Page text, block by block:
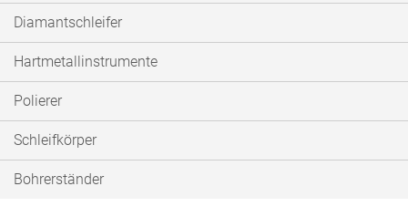
Diamantschleifer
Hartmetallinstrumente
Polierer
Schleifkörper
Bohrerständer